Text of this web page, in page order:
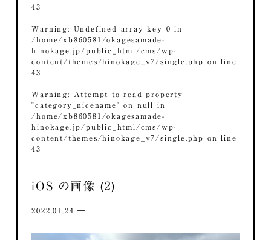
43
Warning: Undefined array key 0 in
/home/xb860581/okagesamade-
hinokage.jp/public_html/cms/wp-
content/themes/hinokage_v7/single.php
on line
43
Warning: Attempt to read property
"category_nicename" on null in
/home/xb860581/okagesamade-
hinokage.jp/public_html/cms/wp-
content/themes/hinokage_v7/single.php
on line
43
iOS の画像 (2)
2022.01.24 ―